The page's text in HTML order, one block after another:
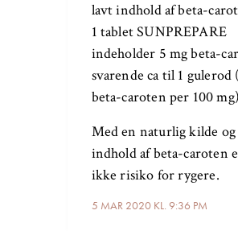
5 MAR 2020 KL. 9:36 PM
lavt indhold af beta-
1 tablet SUNPREPARE
indeholder 5 mg beta-
svarende ca til 1 gulerod
beta-caroten per 100 mg)
Med en naturlig kilde
indhold af beta-caroten
ikke risiko for rygere.